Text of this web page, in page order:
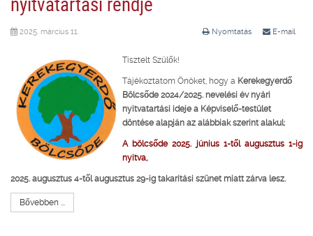
Nyomtatás E-mail
2025. március 11.
Tisztelt Szülők!
Tájékoztatom Önöket, hogy a Kerekegyerdő
Bölcsőde 2024/2025. nevelési év nyári
nyitvatartási ideje a Képviselő-testület
döntése alapján az alábbiak szerint alakul:
A bölcsőde 2025. június 1-től augusztus 1-ig
nyitva,
2025. augusztus 4-től augusztus 29-ig takarítási szünet miatt zárva lesz.
Bővebben ...